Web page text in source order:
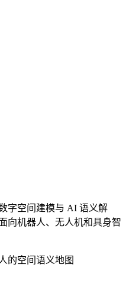
字空间建模与 AI 语义解
向机器人、无人机和具身智